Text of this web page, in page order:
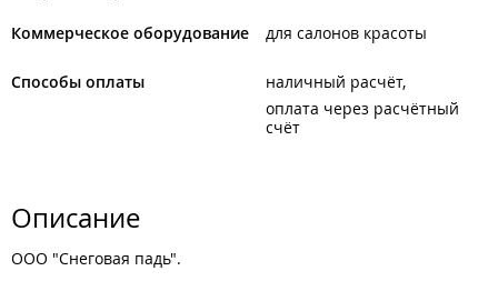
Коммерческое оборудование для салонов красоты
Способы оплаты
наличный расчёт
оплата через расчётный
счёт
Описание
ООО "Снеговая падь".